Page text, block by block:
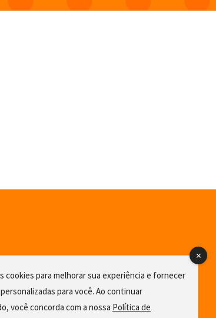
cookies para melhorar sua experiência e fornecer
para você. Ao continuar
você concorda com a nossa Política de